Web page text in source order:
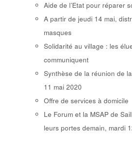
Aide de l’Etat pour réparer
A partir de jeudi 14 mai,
masques
Solidarité au village : les
communiquent
Synthèse de la réunion de
11 mai 2020
Offre de services à domicile
Le Forum et la MSAP de
leurs portes demain, mardi